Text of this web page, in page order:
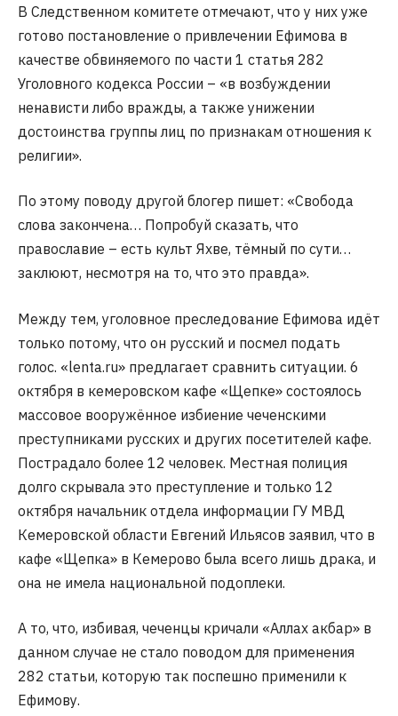
В Следственном комитете отмечают, что у них уже
готово постановление о привлечении Ефимова в
качестве обвиняемого по части 1 статья 282
Уголовного кодекса России – «в возбуждении
ненависти либо вражды, а также унижении
достоинства группы лиц по признакам отношения к
религии».
По этому поводу другой блогер пишет: «Свобода
слова закончена… Попробуй сказать, что
православие – есть культ Яхве, тёмный по сути…
заклюют, несмотря на то, что это правда».
Между тем, уголовное преследование Ефимова идёт
только потому, что он русский и посмел подать
голос. «lenta.ru» предлагает сравнить ситуации. 6
октября в кемеровском кафе «Щепке» состоялось
массовое вооружённое избиение чеченскими
преступниками русских и других посетителей кафе.
Пострадало более 12 человек. Местная полиция
долго скрывала это преступление и только 12
октября начальник отдела информации ГУ МВД
Кемеровской области Евгений Ильясов заявил, что в
кафе «Щепка» в Кемерово была всего лишь драка, и
она не имела национальной подоплеки.
А то, что, избивая, чеченцы кричали «Аллах акбар» в
данном случае не стало поводом для применения
282 статьи, которую так поспешно применили к
Ефимову.